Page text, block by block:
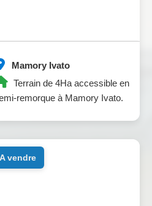
Mamory Ivato
Terrain de 4Ha accessible en
remorque à Mamory Ivato.
a vendre